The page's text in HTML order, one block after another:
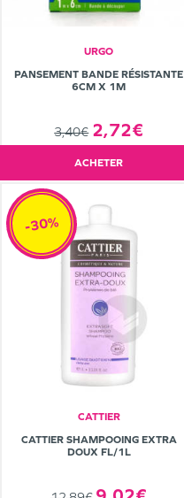
URGO
PANSEMENT BANDE RÉSISTANTE
6CM X 1M
3,40€ 2,72€
ACHETER
CATTIER
CATTIER SHAMPOOING EXTRA
DOUX FL/1L
-30%